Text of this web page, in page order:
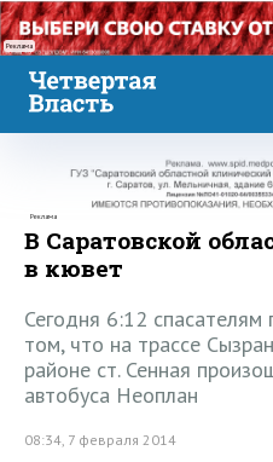
Реклама
Реклама
В Саратовской
в кювет
Сегодня 6:12
том, что на трассе
районе ст. Сенная
автобуса Неоплан
08:34, 7 февраля 2014